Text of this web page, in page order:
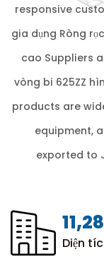
Diện
responsive
gia dụng Ròng
cao Suppliers
vòng bi 625ZZ
products are
equipment,
exported to